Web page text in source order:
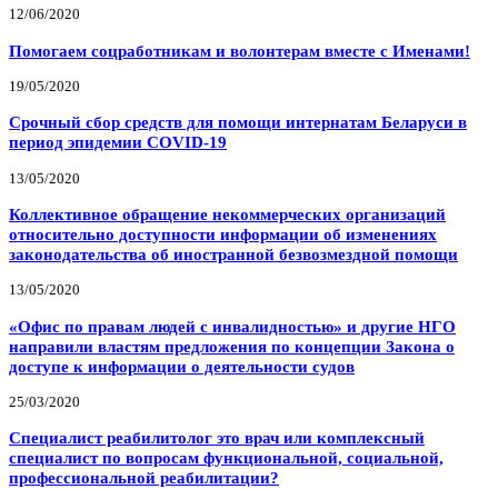
12/06/2020
Помогаем соцработникам и волонтерам вместе с Именами!
19/05/2020
Срочный сбор средств для помощи интернатам Беларуси в
период эпидемии COVID-19
13/05/2020
Коллективное обращение некоммерческих организаций
относительно доступности информации об изменениях
законодательства об иностранной безвозмездной помощи
13/05/2020
«Офис по правам людей с инвалидностью» и другие НГО
направили властям предложения по концепции Закона о
доступе к информации о деятельности судов
25/03/2020
Специалист реабилитолог это врач или комплексный
специалист по вопросам функциональной, социальной,
профессиональной реабилитации?